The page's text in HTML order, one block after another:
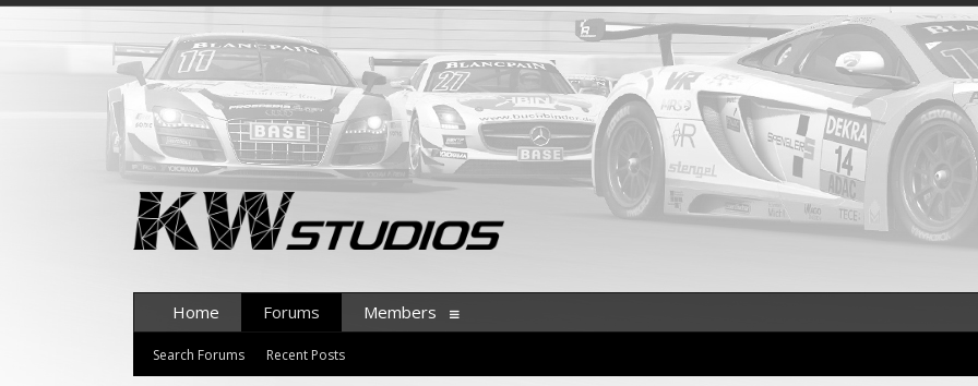
Home Forums
Search Forums Recent Posts
Members